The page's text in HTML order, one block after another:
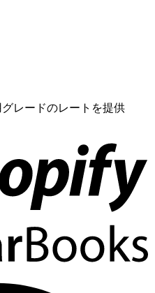
レードのレートを提供